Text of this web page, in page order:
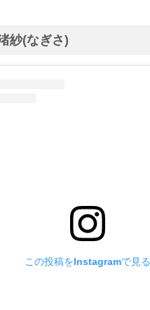
紗(なぎさ)
この投稿をInstagramで見る